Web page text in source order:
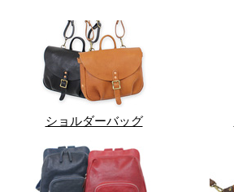
ショルダーバッグ